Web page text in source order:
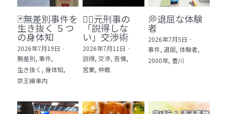
2 発達障害・精神疾患・ケア 29冊
3 身体知・非言語・情動 13冊
4 創作・芸術・神秘 30冊
5 教育・マネジメント・学修 20冊
6 セールス・マーケティング・ビジネスモデ
ル 21冊
日本語
日本語
🃏無差別事件を
生き抜く ５つ
の身体知
2026年7月19日 ·
無差別, 事件,
生き抜く, 身体知,
京王線車内
🙅‍♂️元刑事の
「説得しな
い」交渉術
2026年7月11日 ·
説得, 交渉, 苦情,
営業, 仲裁
💭退屈な体験
者
2026年7月5日 ·
事件, 退屈, 体験者,
2000年, 豊川